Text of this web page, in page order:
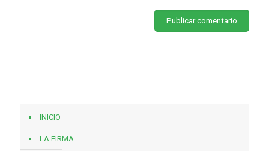
INICIO
LA FIRMA